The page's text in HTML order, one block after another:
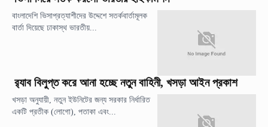
বাংলাদেশি ভিসাপ্রত্যাশীদের উদ্দেশে সতর্কবার্তামূলক
বার্তা দিয়েছে ঢাকাস্থ ভারতীয়...
র‍্যাব বিলুপ্ত করে আনা হচ্ছে নতুন বাহিনী, খসড়া আইন প্রকাশ
খসড়া অনুযায়ী, নতুন ইউনিটের জন্য সরকার নির্ধারিত
একটি প্রতীক (লোগো), পতাকা এবং...